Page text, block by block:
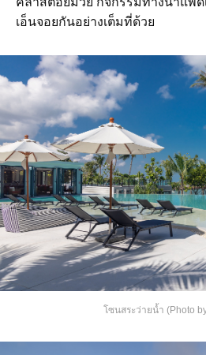
เอ็นจอยกันอย่างเต็มที่ด้วย
โซนสระว่ายน้ำ (Photo